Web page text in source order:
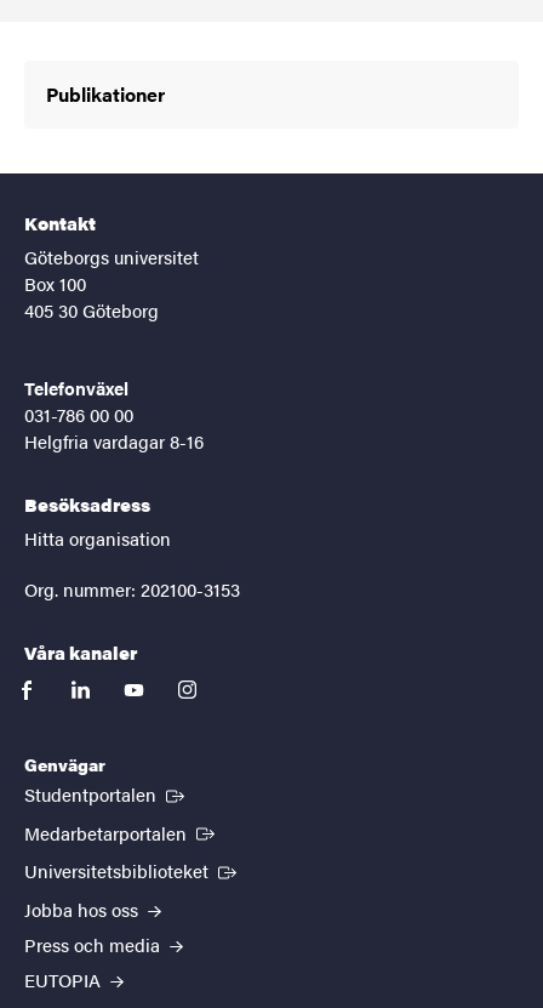
Publikationer
Kontakt
Göteborgs universitet
Box 100
405 30 Göteborg
Telefonväxel
031-786 00 00
Helgfria vardagar 8-16
Besöksadress
Hitta organisation
Org. nummer: 202100-3153
Våra kanaler
facebooklinkedinyoutubeinstagram
Genvägar
Studentportalen (Extern länk)
Medarbetarportalen (Extern länk)
Universitetsbiblioteket (Extern länk)
Jobba hos oss
Press och media
EUTOPIA